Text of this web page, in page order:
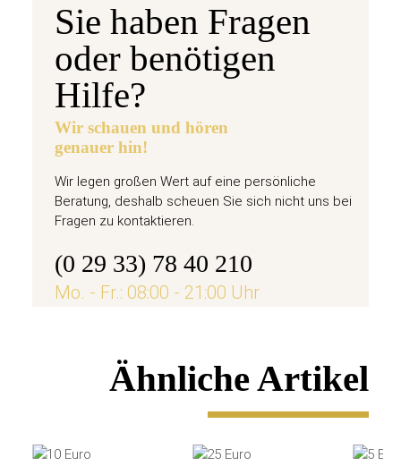
Sie haben Fragen
oder benötigen
Hilfe?
Wir schauen und hören
genauer hin!
Wir legen großen Wert auf eine persönliche
Beratung, deshalb scheuen Sie sich nicht uns bei
Fragen zu kontaktieren.
(0 29 33) 78 40 210
Mo. - Fr.: 08:00 - 21:00 Uhr
Ähnliche Artikel